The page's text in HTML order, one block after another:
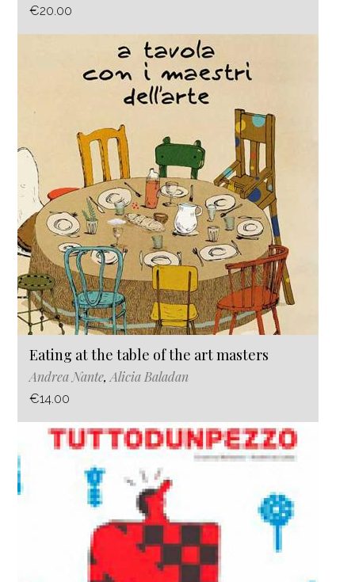
€20.00
Eating at the table of the art masters
Andrea Nante,Alicia Baladan
€14.00